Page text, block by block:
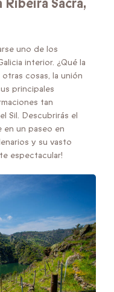
Ribeira Sacra,
uno de los
interior. ¿Qué la
cosas, la unión
principales
tan
Sil. Descubrirás el
un paseo en
y su vasto
espectacular!